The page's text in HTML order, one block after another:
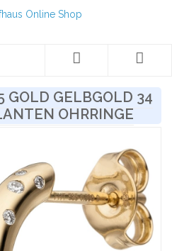
GOLD GELBGOLD 34
OHRRINGE